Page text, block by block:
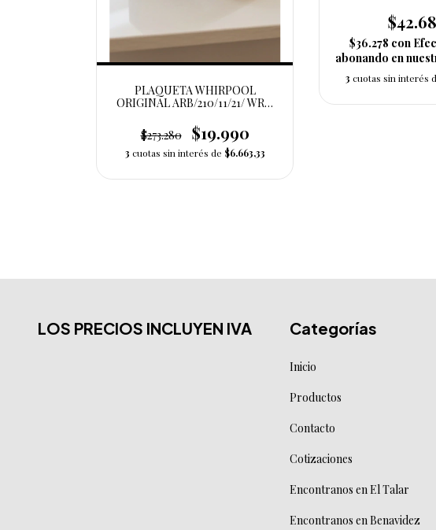
PLAQUETA WHIRPOOL
ORIGINAL ARB/210/11/21/ WRM
$273.280
$19.990
3 cuotas sin interés de $6.663,33
$36.278 con
abonando en
3 cuotas sin interés
LOS PRECIOS INCLUYEN IVA Categorías
Inicio
Productos
Contacto
Cotizaciones
Encontranos en El Talar
Encontranos en Benavidez